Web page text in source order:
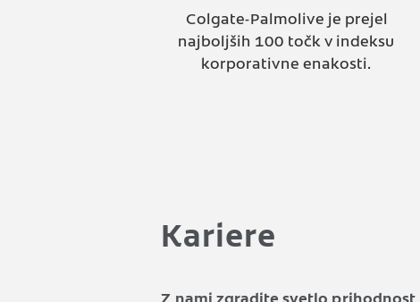
Colgate-Palmolive je prejel
najboljših 100 točk v indeksu
korporativne enakosti.
Kariere
Z nami zgradite svetlo prihodnost